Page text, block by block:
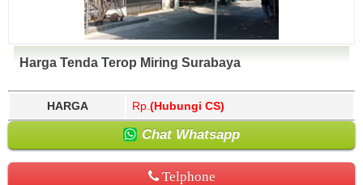
Harga Tenda Terop Miring Surabaya
HARGA Rp. (Hubungi CS)
Chat Whatsapp
Telphone